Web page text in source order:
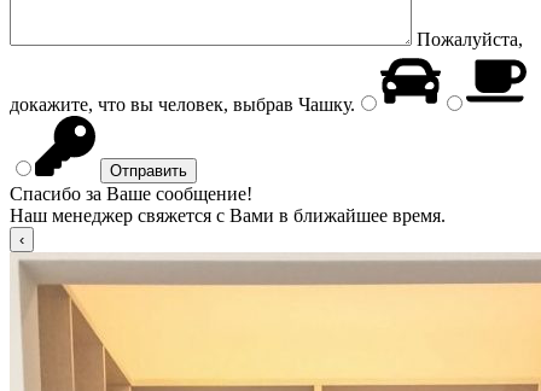
Пожалуйста,
докажите, что вы человек, выбрав Чашку.
Спасибо за Ваше сообщение!
Наш менеджер свяжется с Вами в ближайшее время.